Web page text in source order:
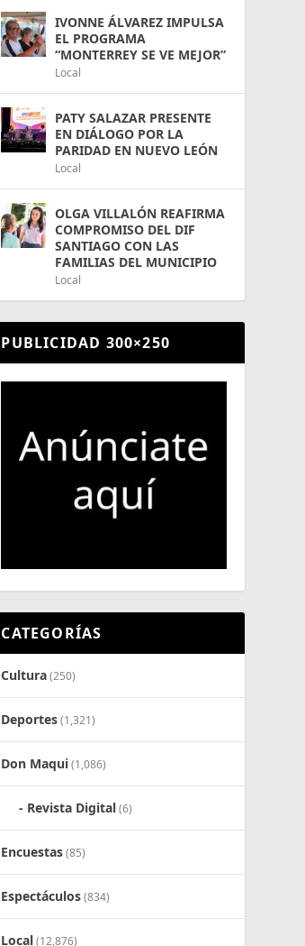
IVONNE ÁLVAREZ IMPULSA
EL PROGRAMA
“MONTERREY SE VE MEJOR”
Local
PATY SALAZAR PRESENTE
EN DIÁLOGO POR LA
PARIDAD EN NUEVO LEÓN
Local
OLGA VILLALÓN REAFIRMA
COMPROMISO DEL DIF
SANTIAGO CON LAS
FAMILIAS DEL MUNICIPIO
Local
PUBLICIDAD 300×250
CATEGORÍAS
Cultura(250)
Deportes(1,321)
Don Maqui(1,086)
Revista Digital(6)
Encuestas(85)
Espectáculos(834)
Local(12,876)